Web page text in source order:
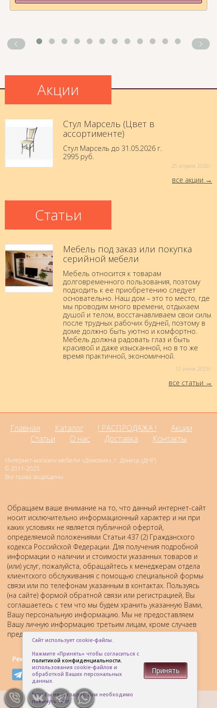
Акции
Стул Марсель (Цвет в
ассортименте)
Стул Марсель до 31.05.2026 г.
2995 руб.
25 aпреля 2026г.
все акции
Статьи
Мебель под заказ или покупка
серийной мебели
Мебель относится к товарам
долговременного пользования, поэтому
подходить к ее приобретению следует
основательно. Наш дом – это то место, где
мы проводим много времени, отдыхаем
душой и телом, восстанавливаем свои силы
после трудных рабочих будней, поэтому в
доме должно быть уютно и комфортно.
Мебель должна радовать глаз и быть
красивой и даже изысканной, но в то же
время практичной, экономичной.
12 июня 2023г.
все статьи
Главная Каталог ! РАСПРОДАЖА !
Акции
Статьи
О нас Доставка Контакты
Интернет-магазин мебели «Домовик», г. Донецк (ДНР)
© 2011-2025
Все права защищены
Обращаем ваше внимание на то, что данный интернет-сайт
носит исключительно информационный характер и ни при
каких условиях не является публичной офертой,
определяемой положениями Статьи 437 (2) Гражданского
кодекса Российской Федерации. Для получения подробной
информации о наличии и стоимости указанных товаров и
(или) услуг, пожалуйста, обращайтесь к менеджерам отдела
клиентского обслуживания с помощью специальной формы
связи или по телефонам указанным в контактах. Пользуясь
(на сайте) формой обратной связи или регистрацией, Вы
соглашаетесь с тем что мы будем хранить указанную Вами,
Вашу персональную информацию. Мы не предоставляем
Вашу личную информацию третьим лицам, кроме случаев
предусмотренных законодательством.
Рекомендовать друзьям:
Сайт использует cookie-файлы.
Нажмите «Принять» чтобы согласиться с
политикой конфиденциальности,
использования cookie-файлов и
обработкой Ваших персональных
данных.
Если Вы не согласны, Вам необходимо
покинуть сайт.
Принять